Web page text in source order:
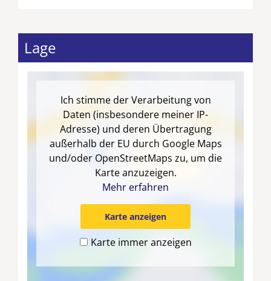
Lage
Ich stimme der Verarbeitung von
Daten (insbesondere meiner IP-
Adresse) und deren Übertragung
außerhalb der EU durch Google Maps
und/oder OpenStreetMaps zu, um die
Karte anzuzeigen.
Mehr erfahren
Karte anzeigen
Karte immer anzeigen